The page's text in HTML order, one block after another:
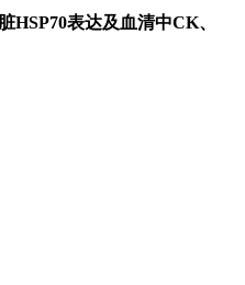
HSP70表达及血清中CK、